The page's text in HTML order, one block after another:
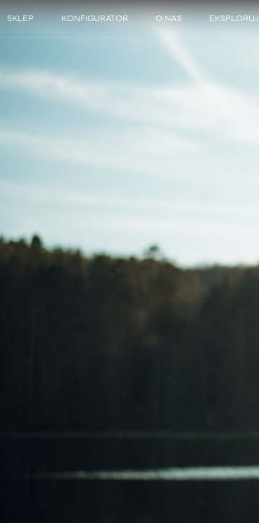
SKLEP KONFIGURATOR O NAS EKSPLORUJ